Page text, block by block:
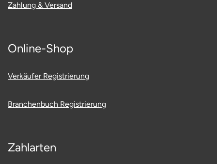
Zahlung & Versand
Online-Shop
Verkäufer Registrierung
Branchenbuch Registrierung
Zahlarten
Schweinfurt
Speyer